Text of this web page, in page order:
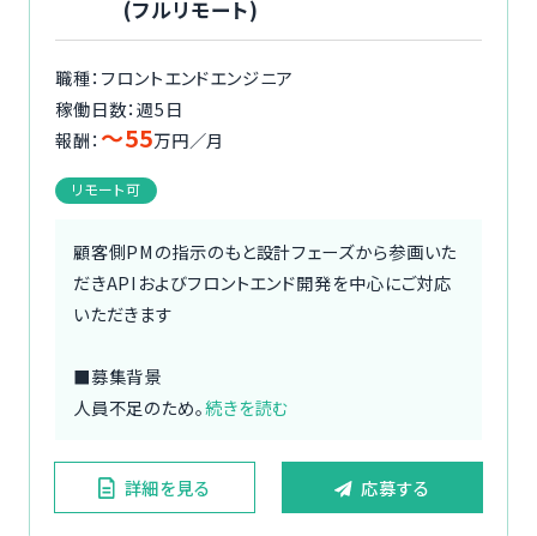
(フルリモート)
職種：フロントエンドエンジニア
稼働日数：週5日
報酬： 〜55万円／月
リモート可
顧客側PMの指示のもと設計フェーズから参画いた
だきAPIおよびフロントエンド開発を中心にご対応
いただきます
■募集背景
人員不足のため。続きを読む
詳細を見る 応募する